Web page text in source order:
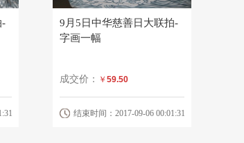
-
9月5日中华慈善日大联拍-
字画一幅
成交价： ￥ 59.50
结束时间：2017-09-06 00:01:31